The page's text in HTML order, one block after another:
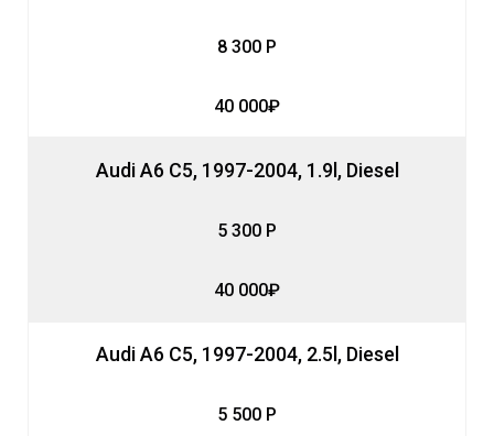
8 300 Р
40 000₽
Audi A6 C5, 1997-2004, 1.9l, Diesel
5 300 Р
40 000₽
Audi A6 C5, 1997-2004, 2.5l, Diesel
5 500 Р